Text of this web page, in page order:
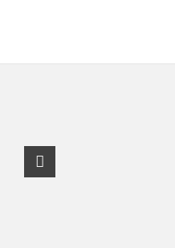
Facebook Profil